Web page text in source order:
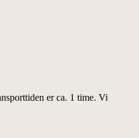
er ca. 1 time. Vi